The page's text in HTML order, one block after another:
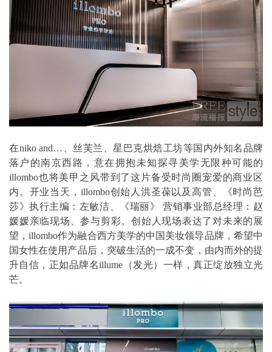
在niko and…、丝芙兰、星巴克烘焙工坊等国内外知名品牌
落户的南京西路，意在拥抱未知探寻美学无限种可能的
illombo也将美甲之风带到了这片备受时尚圈宠爱的商业区
内。开业当天，illombo创始人洪圣葆以及高管、《时尚芭
莎》执行主编：左敏洁、《瑞丽》 营销事业部总经理：赵
媛媛亲临现场、参与剪彩。创始人现场表达了对未来的展
望，illombo作为融合西方美学的中国美妆领导品牌，希望中
国女性在使用产品后，突破生活的一成不变，由内而外的提
升自信，正如品牌名illume（发光）一样，真正绽放独立光
芒。